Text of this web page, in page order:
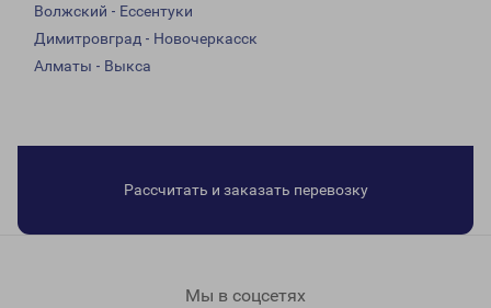
Волжский - Ессентуки
Димитровград - Новочеркасск
Алматы - Выкса
Рассчитать и заказать перевозку
Мы в соцсетях